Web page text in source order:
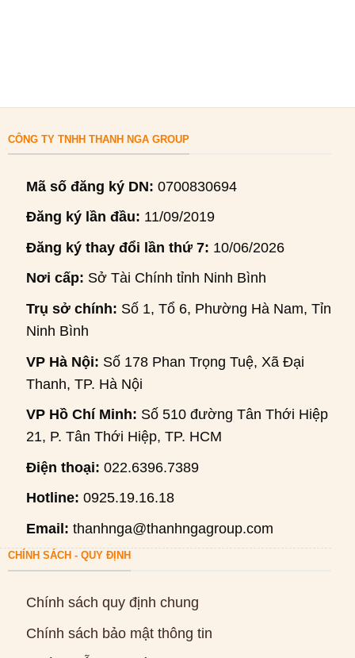
CÔNG TY TNHH THANH NGA GROUP
Mã số đăng ký DN: 0700830694
Đăng ký lần đầu: 11/09/2019
Đăng ký thay đổi lần thứ 7: 10/06/2026
Nơi cấp: Sở Tài Chính tỉnh Ninh Bình
Trụ sở chính: Số 1, Tổ 6, Phường Hà Nam, Tỉnh
Ninh Bình
VP Hà Nội: Số 178 Phan Trọng Tuệ, Xã Đại
Thanh, TP. Hà Nội
VP Hồ Chí Minh: Số 510 đường Tân Thới Hiệp
21, P. Tân Thới Hiệp, TP. HCM
Điện thoại: 022.6396.7389
Hotline: 0925.19.16.18
Email: thanhnga@thanhngagroup.com
CHÍNH SÁCH - QUY ĐỊNH
Chính sách quy định chung
Chính sách bảo mật thông tin